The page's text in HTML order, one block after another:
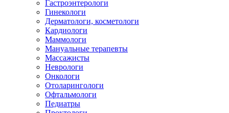
Гастроэнтерологи
Гинекологи
Дерматологи, косметологи
Кардиологи
Маммологи
Мануальные терапевты
Массажисты
Неврологи
Онкологи
Отоларингологи
Офтальмологи
Педиатры